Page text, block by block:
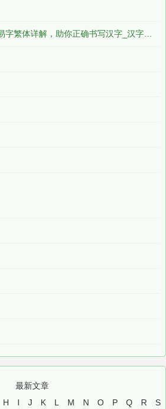
最新文章
H I J K L M N O P Q R S